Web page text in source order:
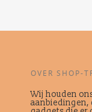
OVER SHOP-
Wij houden
aanbiedingen,